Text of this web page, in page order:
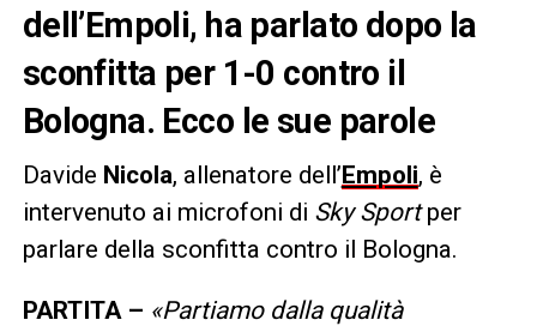
dell’Empoli, ha parlato dopo la
sconfitta per 1-0 contro il
Bologna. Ecco le sue parole
Davide Nicola, allenatore dell’Empoli, è
intervenuto ai microfoni di Sky Sportper
parlare della sconfitta contro il Bologna.
PARTITA – «Partiamo dalla qualità